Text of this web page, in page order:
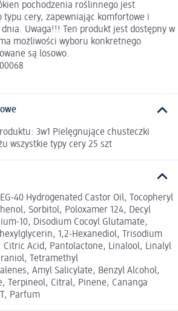
pochodzenia roślinnego jest
typu cery, zapewniając komfortowe i
Uwaga!!! Ten produkt jest dostępny w
możliwości wyboru konkretnego
są losowo.
3w1 Pielęgnujące chusteczki
wszystkie typy cery 25 szt
40 Hydrogenated Castor Oil, Tocopheryl
Sorbitol, Poloxamer 124, Decyl
10, Disodium Cocoyl Glutamate,
1,2-Hexanediol, Trisodium
Citric Acid, Pantolactone, Linalool, Linalyl
Tetramethyl
Amyl Salicylate, Benzyl Alcohol,
Terpineol, Citral, Pinene, Cananga
Parfum